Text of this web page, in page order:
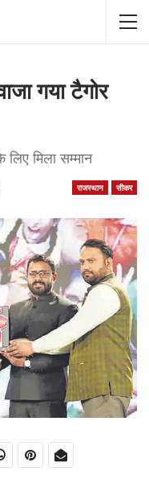
गया टैगोर
मिला सम्मान
राजस्थान सीकर